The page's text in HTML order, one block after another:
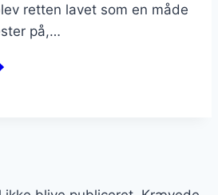
retten lavet som en måde
på,…